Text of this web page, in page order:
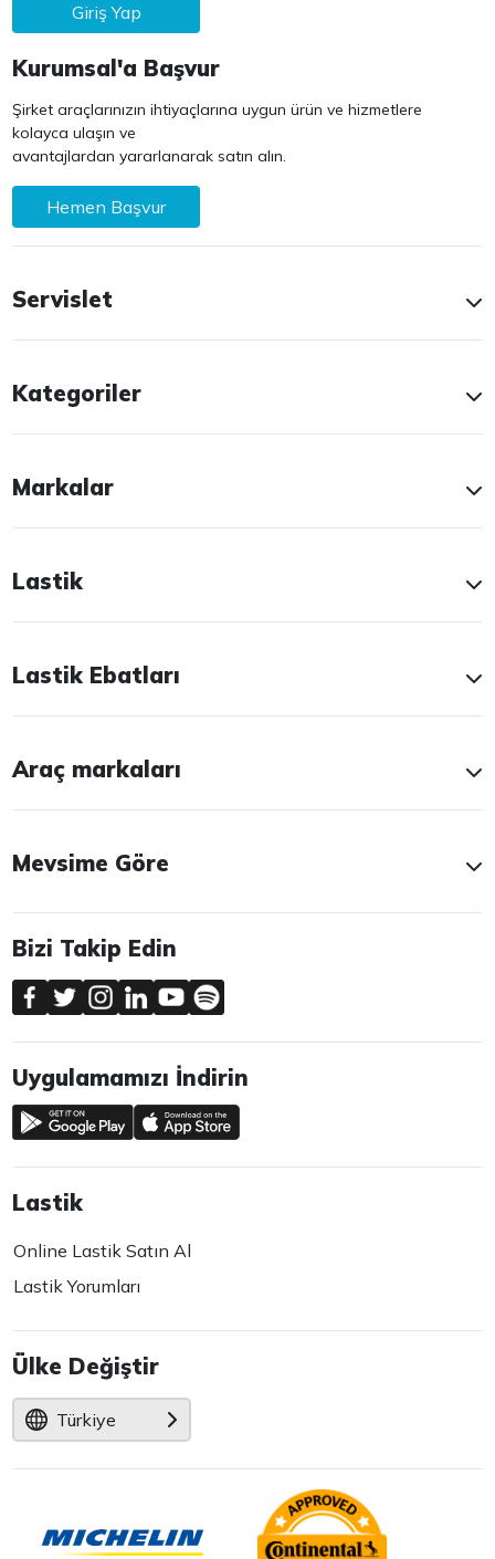
Giriş Yap
Kurumsal'a Başvur
Şirket araçlarınızın ihtiyaçlarına uygun ürün ve hizmetlere
kolayca ulaşın ve
avantajlardan yararlanarak satın alın.
Hemen Başvur
Servislet
Kategoriler
Markalar
Lastik
Lastik Ebatları
Araç markaları
Mevsime Göre
Bizi Takip Edin
Uygulamamızı İndirin
Lastik
Online Lastik Satın Al
Lastik Yorumları
Ülke Değiştir
Türkiye